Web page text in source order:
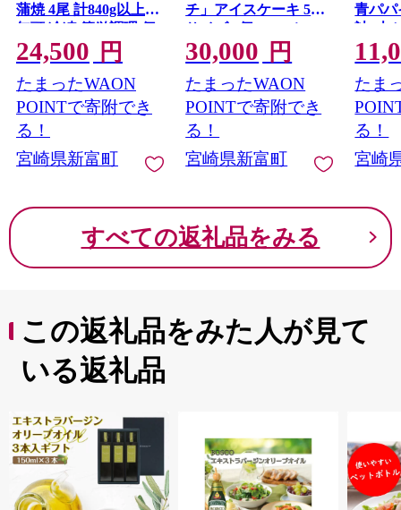
蒲焼 4尾 計840g以上
無頭 冷凍 簡単調理 個
包装 鰻 贈答品 ギフト
【C388-840-2609】
24,500 円
たまったWAON
POINTで寄附でき
る！
宮崎県新富町
チ」アイスケーキ 5号
サイズ 1個 15cmホー
ル【D131】
30,000 円
たまったWAON
POINTで寄附でき
る！
宮崎県新富町
青パパ
計4本
たま
る！
宮崎
すべての返礼品をみる
この返礼品をみた人が見て
いる返礼品